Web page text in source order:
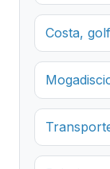
Costa,